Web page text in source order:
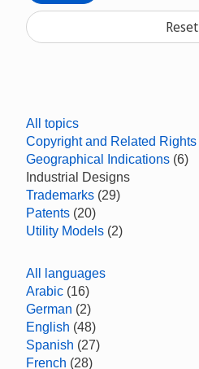
Reset
All topics
Copyright and Related Rights
Geographical Indications (6)
Industrial Designs
Trademarks (29)
Patents (20)
Utility Models (2)
All languages
Arabic (16)
German (2)
English (48)
Spanish (27)
French (28)